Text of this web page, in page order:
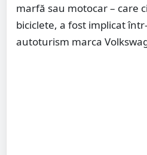
marfă sau motocar – care
biciclete, a fost implicat
autoturism marca